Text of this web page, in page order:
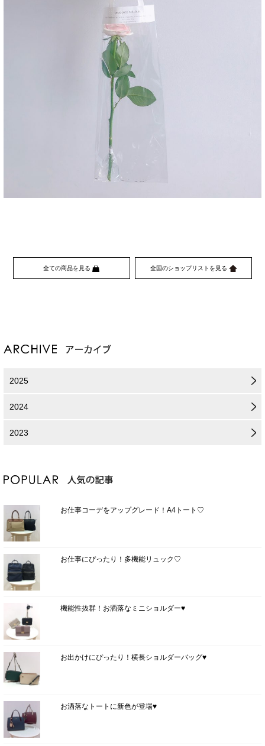
全ての商品を見る 全国のショップリストを見る
2025
2024
2023
お仕事コーデをアップグレード！A4トート♡
お仕事にぴったり！多機能リュック♡
機能性抜群！お洒落なミニショルダー♥
お出かけにぴったり！横長ショルダーバッグ♥
お洒落なトートに新色が登場♥